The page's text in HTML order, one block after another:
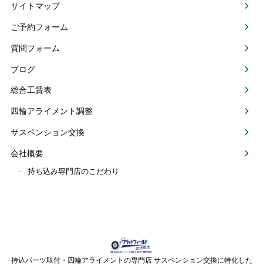
サイトマップ
ご予約フォーム
質問フォーム
ブログ
総合工賃表
四輪アライメント調整
サスペンション交換
会社概要
持ち込み専門店のこだわり
持込パーツ取付・四輪アライメントの専門店 サスペンション交換に特化した